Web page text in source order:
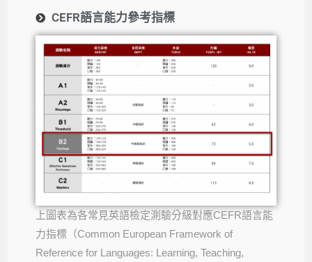
CEFR語言能力參考指標
上圖表為各常見英語檢定測驗分級對應CEFR語言能
力指標（Common European Framework of
Reference for Languages: Learning, Teaching,